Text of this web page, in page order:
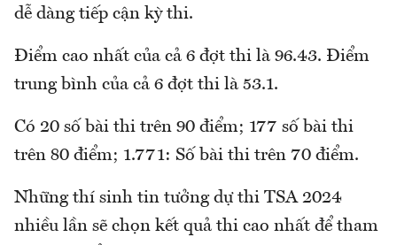
dễ dàng tiếp cận kỳ thi.
Điểm cao nhất của cả 6 đợt thi là 96.43. Điểm
trung bình của cả 6 đợt thi là 53.1.
Có 20 số bài thi trên 90 điểm; 177 số bài thi
trên 80 điểm; 1.771: Số bài thi trên 70 điểm.
Những thí sinh tin tưởng dự thi TSA 2024
nhiều lần sẽ chọn kết quả thi cao nhất để tham